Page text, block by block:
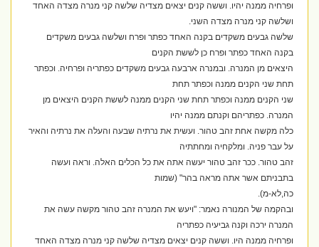
ופרחיה ממנה יהיו. וששה קנים יצאים מצדיה שלשה קני מנרה מצדה האחד
ושלשה קני מנרה מצדה השני.
שלשה גבעים משקדים בקנה האחד כפתר ופרח ושלשה גבעים משקדים
בקנה האחד כפתר ופרח כן לששת הקנים
היצאים מן המנרה. ובמנרה ארבעה גבעים משקדים כפתריה ופרחיה. וכפתר
תחת שני הקנים ממנה וכפתר תחת
שני הקנים ממנה וכפתר תחת שני הקנים ממנה לששת הקנים היצאים מן
המנרה. כפתריהם וקנתם ממנה יהיו
כלה מקשה אחת זהב טהור. ועשית את נרתיה שבעה והעלה את נרתיה והאיר
על עבר פניה. ומלקחיה ומחתתיה
זהב טהור. ככר זהב טהור יעשה אתה את כל הכלים האלה. וראה ועשה
בתבניתם אשר אתה מראה בהר" (שמות
כה,לא-מ).
ובהקמה של המנורה נאמר: "ויעש את המנרה זהב טהור מקשה עשה את
המנרה ירכה וקנה גביעיה כפתריה
ופרחיה ממנה היו. וששה קנים יצאים מצדיה שלשה קני מנרה מצדה האחד